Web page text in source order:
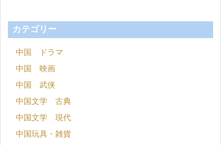
カテゴリー
中国 ドラマ
中国 映画
中国 武侠
中国文学 古典
中国文学 現代
中国玩具・雑貨